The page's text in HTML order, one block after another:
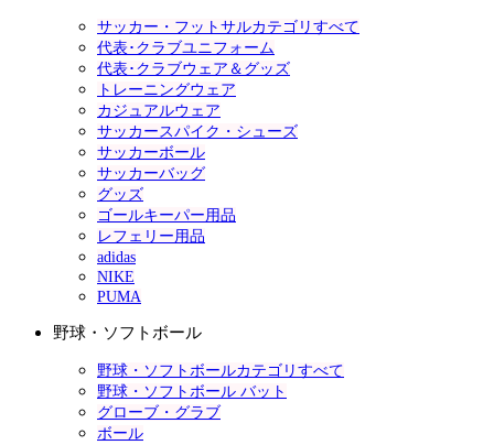
サッカー・フットサルカテゴリすべて
代表･クラブユニフォーム
代表･クラブウェア＆グッズ
トレーニングウェア
カジュアルウェア
サッカースパイク・シューズ
サッカーボール
サッカーバッグ
グッズ
ゴールキーパー用品
レフェリー用品
adidas
NIKE
PUMA
野球・ソフトボール
野球・ソフトボールカテゴリすべて
野球・ソフトボール バット
グローブ・グラブ
ボール